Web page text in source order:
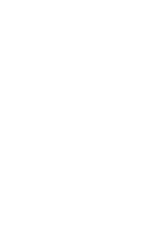
ウンド最新リポート 61】コ